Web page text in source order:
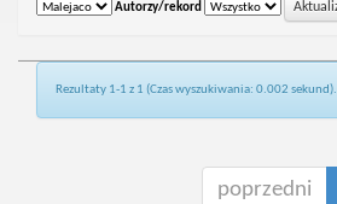
Autorzy/rekord
Rezultaty 1-1 z 1 (Czas wyszukiwania: 0.002 sekund).
poprzedni